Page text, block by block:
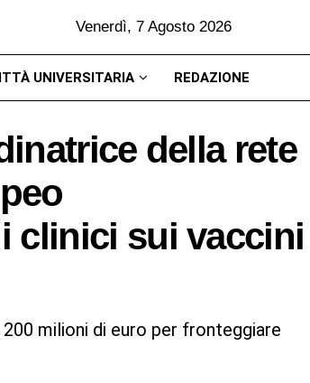
Venerdì, 7 Agosto 2026
UNIVERSITARIA REDAZIONE
della rete
clinici sui vaccini
milioni di euro per fronteggiare